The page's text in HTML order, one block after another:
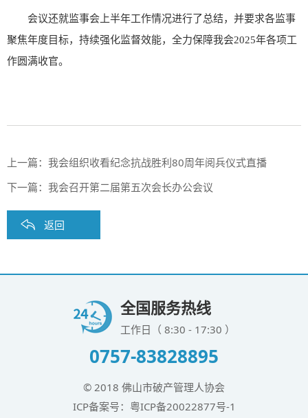
会议还就监事会上半年工作情况进行了总结，并要求各监事
聚焦年度目标，持续强化监督效能，全力保障我会2025年各项工
作圆满收官。
上一篇： 我会组织收看纪念抗战胜利80周年阅兵仪式直播
下一篇： 我会召开第二届第五次会长办公会议
返回
全国服务热线
工作日（ 8:30 - 17:30 ）
0757-83828895
© 2018 佛山市破产管理人协会
ICP备案号： 粤ICP备20022877号-1